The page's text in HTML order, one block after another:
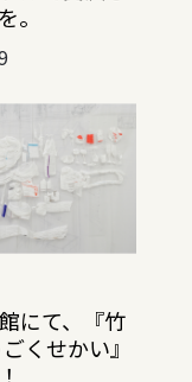
。
にて、『竹
くせかい』